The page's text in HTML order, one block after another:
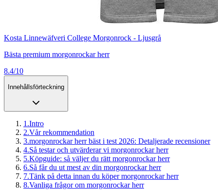
Kosta Linnewäfveri College Morgonrock - Ljusgrå
Bästa premium morgonrockar herr
8.4/10
Innehållsförteckning
1 .Intro
2.Vår rekommendation
3.morgonrockar herr bäst i test 2026: Detaljerade recensioner
4.Så testar och utvärderar vi morgonrockar herr
5.Köpguide: så väljer du rätt morgonrockar herr
6.Så får du ut mest av din morgonrockar herr
7.Tänk på detta innan du köper morgonrockar herr
8.Vanliga frågor om morgonrockar herr